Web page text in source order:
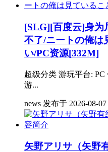
[SLG][百度云]身为
不了/ニートの俺は
い/PC资源[332M]
超级分类 游玩平台:
游...
news 发布于 2026-08-07
矢野アリサ（矢野